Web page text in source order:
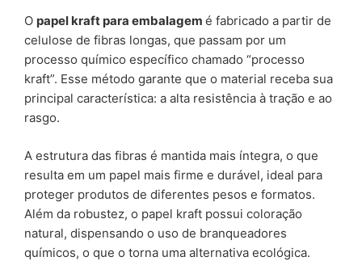
O papel kraft para embalagem é fabricado a partir de
celulose de fibras longas, que passam por um
processo químico específico chamado “processo
kraft”. Esse método garante que o material receba sua
principal característica: a alta resistência à tração e ao
rasgo.
A estrutura das fibras é mantida mais íntegra, o que
resulta em um papel mais firme e durável, ideal para
proteger produtos de diferentes pesos e formatos.
Além da robustez, o papel kraft possui coloração
natural, dispensando o uso de branqueadores
químicos, o que o torna uma alternativa ecológica.